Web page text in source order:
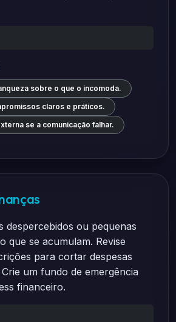
sobre o que o incomoda.
claros e práticos.
se a comunicação falhar.
despercebidos ou pequenas
que se acumulam. Revise
para cortar despesas
um fundo de emergência
financeiro.